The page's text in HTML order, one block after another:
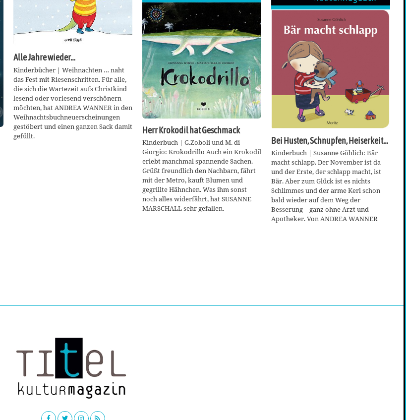
Alle Jahre wieder…
Kinderbücher | Weihnachten … naht
das Fest mit Riesenschritten. Für alle,
die sich die Wartezeit aufs Christkind
lesend oder vorlesend verschönern
möchten, hat ANDREA WANNER in den
Weihnachtsbuchneuerscheinungen
gestöbert und einen ganzen Sack damit
gefüllt.
Herr Krokodil hat Geschmack
Kinderbuch | G.Zoboli und M. di
Giorgio: Krokodrillo Auch ein Krokodil
erlebt manchmal spannende Sachen.
Grüßt freundlich den Nachbarn, fährt
mit der Metro, kauft Blumen und
gegrillte Hähnchen. Was ihm sonst
noch alles widerfährt, hat SUSANNE
MARSCHALL sehr gefallen.
Bei Husten, Schnupfen, Heiserkeit…
Kinderbuch | Susanne Göhlich: Bär
macht schlapp. Der November ist da
und der Erste, der schlapp macht, ist
Bär. Aber zum Glück ist es nichts
Schlimmes und der arme Kerl schon
bald wieder auf dem Weg der
Besserung – ganz ohne Arzt und
Apotheker. Von ANDREA WANNER